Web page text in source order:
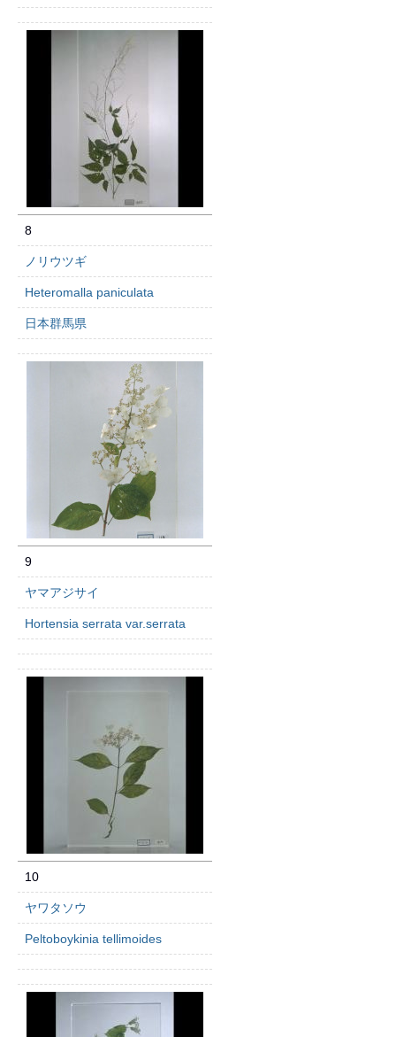
8
ノリウツギ
Heteromalla paniculata
日本群馬県
9
ヤマアジサイ
Hortensia serrata var.serrata
10
ヤワタソウ
Peltoboykinia tellimoides